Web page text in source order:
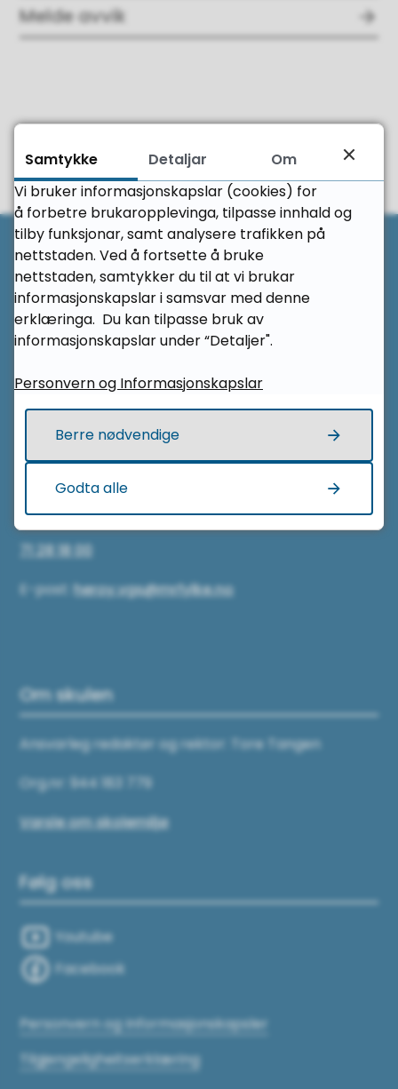
Melde avvik
Her finn du oss
Herøy vidaregåande skule
6091 Fosnavåg
Kontakt oss
Telefon sentralbord:
71 28 18 00
E-post:heroy.vgs@mrfylke.no
Om skulen
Ansvarleg redaktør og rektor: Tore Tangen
Org.nr: 944 183 779
Varsle om skolemiljø
Følg oss
Youtube
Facebook
Personvern og Informasjonskapsler
Tilgjengeligheitserklæring
Til
Samtykke Detaljar
Om
Vi bruker informasjonskapslar (cookies) for
å forbetre brukaropplevinga, tilpasse innhald og
tilby funksjonar, samt analysere trafikken på
nettstaden. Ved å fortsette å bruke
nettstaden, samtykker du til at vi brukar
informasjonskapslar i samsvar med denne
erklæringa. Du kan tilpasse bruk av
informasjonskapslar under “Detaljer".
Personvern og Informasjonskapslar
Berre nødvendige
Godta alle